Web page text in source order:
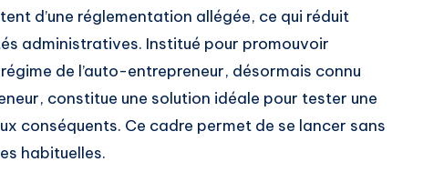
d’une réglementation allégée, ce qui réduit
administratives. Institué pour promouvoir
de l’auto-entrepreneur, désormais connu
constitue une solution idéale pour tester une
conséquents. Ce cadre permet de se lancer sans
habituelles.